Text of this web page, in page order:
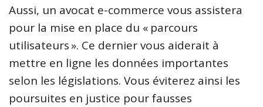
Aussi, un avocat e-commerce vous assistera
pour la mise en place du « parcours
utilisateurs ». Ce dernier vous aiderait à
mettre en ligne les données importantes
selon les législations. Vous éviterez ainsi les
poursuites en justice pour fausses